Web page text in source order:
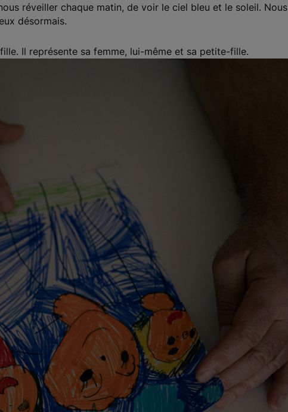
réveiller chaque matin, de voir le ciel bleu et le soleil. Nous
désormais.
Il représente sa femme, lui-même et sa petite-fille.